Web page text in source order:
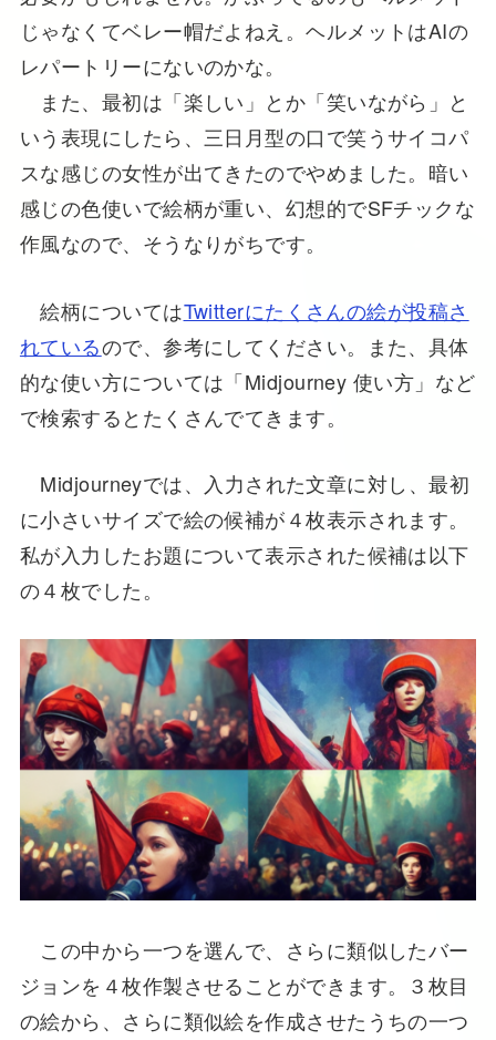
じゃなくてベレー帽だよねえ。ヘルメットはAIの
レパートリーにないのかな。
また、最初は「楽しい」とか「笑いながら」と
いう表現にしたら、三日月型の口で笑うサイコパ
スな感じの女性が出てきたのでやめました。暗い
感じの色使いで絵柄が重い、幻想的でSFチックな
作風なので、そうなりがちです。
絵柄についてはTwitterにたくさんの絵が投稿さ
れているので、参考にしてください。また、具体
的な使い方については「Midjourney 使い方」など
で検索するとたくさんでてきます。
Midjourneyでは、入力された文章に対し、最初
に小さいサイズで絵の候補が４枚表示されます。
私が入力したお題について表示された候補は以下
の４枚でした。
この中から一つを選んで、さらに類似したバー
ジョンを４枚作製させることができます。３枚目
の絵から、さらに類似絵を作成させたうちの一つ